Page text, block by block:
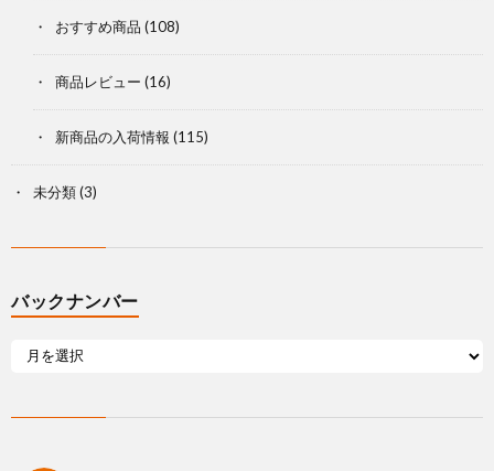
おすすめ商品 (108)
商品レビュー (16)
新商品の入荷情報 (115)
未分類(3)
バックナンバー